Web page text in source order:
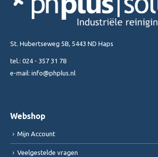
St. Hubertseweg 5B, 5443 ND Haps
tel.: 024 - 357 31 78
e-mail: info@phplus.nl
Webshop
Mijn Account
Veelgestelde vragen